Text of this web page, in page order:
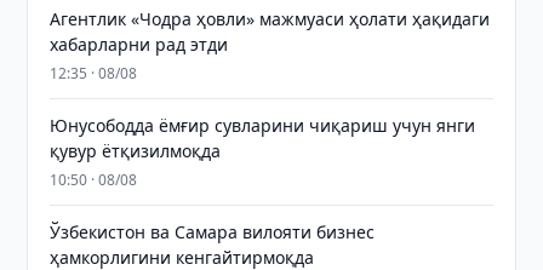
Агентлик «Чодра ҳовли» мажмуаси ҳолати ҳақидаги
хабарларни рад этди
12:35 · 08/08
Юнусободда ёмғир сувларини чиқариш учун янги
қувур ётқизилмоқда
10:50 · 08/08
Ўзбекистон ва Самара вилояти бизнес
ҳамкорлигини кенгайтирмоқда